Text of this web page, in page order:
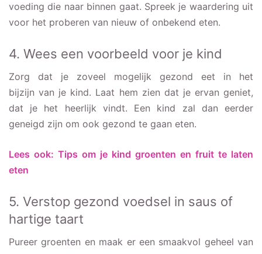
voeding die naar binnen gaat. Spreek je waardering uit
voor het proberen van nieuw of onbekend eten.
4. Wees een voorbeeld voor je kind
Zorg dat je zoveel mogelijk gezond eet in het
bijzijn van je kind. Laat hem zien dat je ervan geniet,
dat je het heerlijk vindt. Een kind zal dan eerder
geneigd zijn om ook gezond te gaan eten.
Lees ook: Tips om je kind groenten en fruit te laten
eten
5. Verstop gezond voedsel in saus of
hartige taart
Pureer groenten en maak er een smaakvol geheel van